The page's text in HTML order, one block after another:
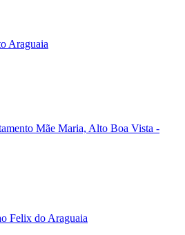
Araguaia
Mãe Maria, Alto Boa Vista -
Felix do Araguaia